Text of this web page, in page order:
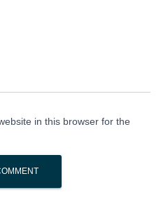
in this browser for the